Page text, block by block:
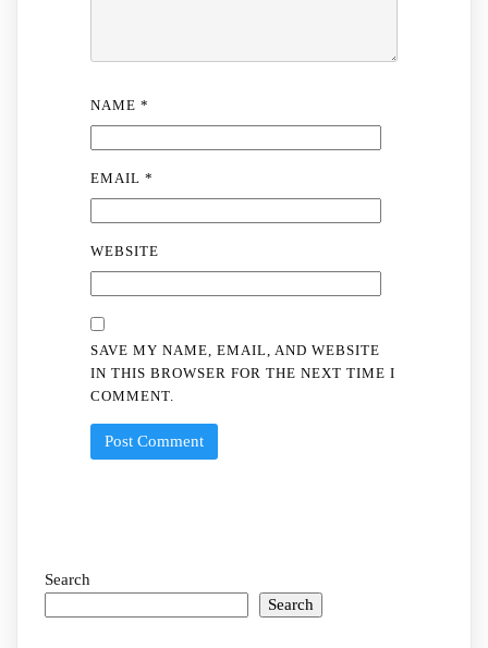
NAME *
EMAIL *
WEBSITE
SAVE MY NAME, EMAIL, AND WEBSITE
IN THIS BROWSER FOR THE NEXT TIME I
COMMENT.
Search
Search